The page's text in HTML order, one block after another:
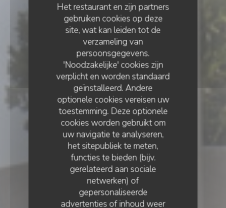
Het restaurant en zijn partners
gebruiken cookies op deze
site, wat kan leiden tot de
verzameling van
persoonsgegevens.
'Noodzakelijke' cookies zijn
verplicht en worden standaard
geïnstalleerd. Andere
optionele cookies vereisen uw
toestemming. Deze optionele
cookies worden gebruikt om
uw navigatie te analyseren,
het sitepubliek te meten,
functies te bieden (bijv.
gerelateerd aan sociale
netwerken) of
gepersonaliseerde
advertenties of inhoud weer
BRASSERIE• SAINT GERMAIN EN LAYE
Brasserie du Théâtre